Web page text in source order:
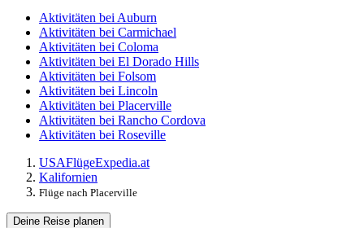
Aktivitäten bei Auburn
Aktivitäten bei Carmichael
Aktivitäten bei Coloma
Aktivitäten bei El Dorado Hills
Aktivitäten bei Folsom
Aktivitäten bei Lincoln
Aktivitäten bei Placerville
Aktivitäten bei Rancho Cordova
Aktivitäten bei Roseville
USAFlügeExpedia.at
Kalifornien
Flüge nach Placerville
Deine Reise planen